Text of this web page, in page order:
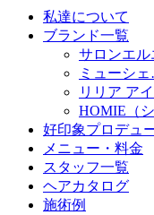
私達について
ブランド一覧
サロンエル
ミューシ
リリア ア
HOMIE（
好印象プロデュ
メニュー・料金
スタッフ一覧
ヘアカタログ
施術例